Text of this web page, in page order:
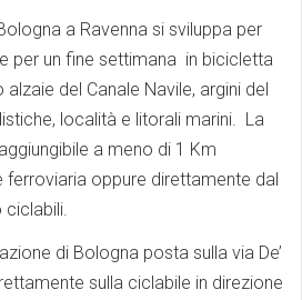
a Ravenna si sviluppa per
per un fine settimana in bicicletta
del Canale Navile, argini del
località e litorali marini. La
a meno di 1 Km
ferroviaria oppure direttamente dal
di Bologna posta sulla via De’
sulla ciclabile in direzione